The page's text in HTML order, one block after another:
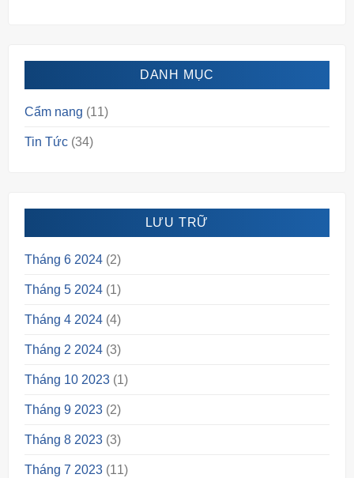
DANH MỤC
Cẩm nang (11)
Tin Tức(34)
LƯU TRỮ
Tháng 6 2024(2)
Tháng 5 2024(1)
Tháng 4 2024(4)
Tháng 2 2024(3)
Tháng 10 2023(1)
Tháng 9 2023(2)
Tháng 8 2023(3)
Tháng 7 2023(11)